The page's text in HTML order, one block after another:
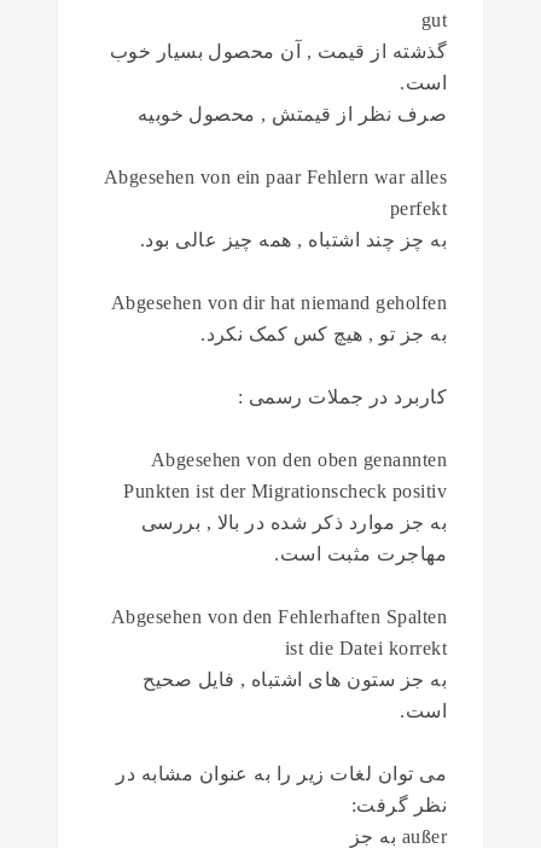
gut
گذشته از قیمت , آن محصول بسیار خوب
است.
صرف نظر از قیمتش , محصول خوبیه
Abgesehen von ein paar Fehlern war alles
perfekt
به چز چند اشتباه , همه چیز عالی بود.
Abgesehen von dir hat niemand geholfen
به جز تو , هیچ کس کمک نکرد.
کاربرد در جملات رسمی :
Abgesehen von den oben genannten
Punkten ist der Migrationscheck positiv
به جز موارد ذکر شده در بالا , بررسی
مهاجرت مثبت است.
Abgesehen von den Fehlerhaften Spalten
ist die Datei korrekt
به جز ستون های اشتباه , فایل صحیح
است.
می توان لغات زیر را به عنوان مشابه در
نظر گرفت:
außer به جز